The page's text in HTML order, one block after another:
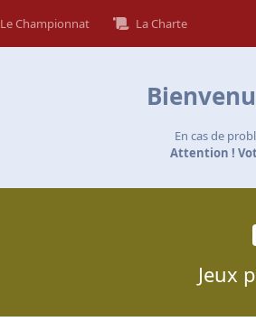
Le Championnat La Charte
En cas de
Attention !
Jeux